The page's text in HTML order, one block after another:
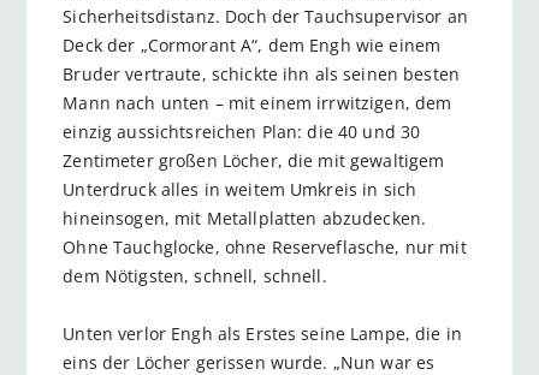
Sicherheitsdistanz. Doch der Tauchsupervisor an
Deck der „Cormorant A“, dem Engh wie einem
Bruder vertraute, schickte ihn als seinen besten
Mann nach unten – mit einem irrwitzigen, dem
einzig aussichtsreichen Plan: die 40 und 30
Zentimeter großen Löcher, die mit gewaltigem
Unterdruck alles in weitem Umkreis in sich
hineinsogen, mit Metallplatten abzudecken.
Ohne Tauchglocke, ohne Reserveflasche, nur mit
dem Nötigsten, schnell, schnell.
Unten verlor Engh als Erstes seine Lampe, die in
eins der Löcher gerissen wurde. „Nun war es